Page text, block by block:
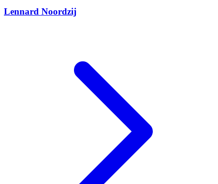
Lennard Noordzij